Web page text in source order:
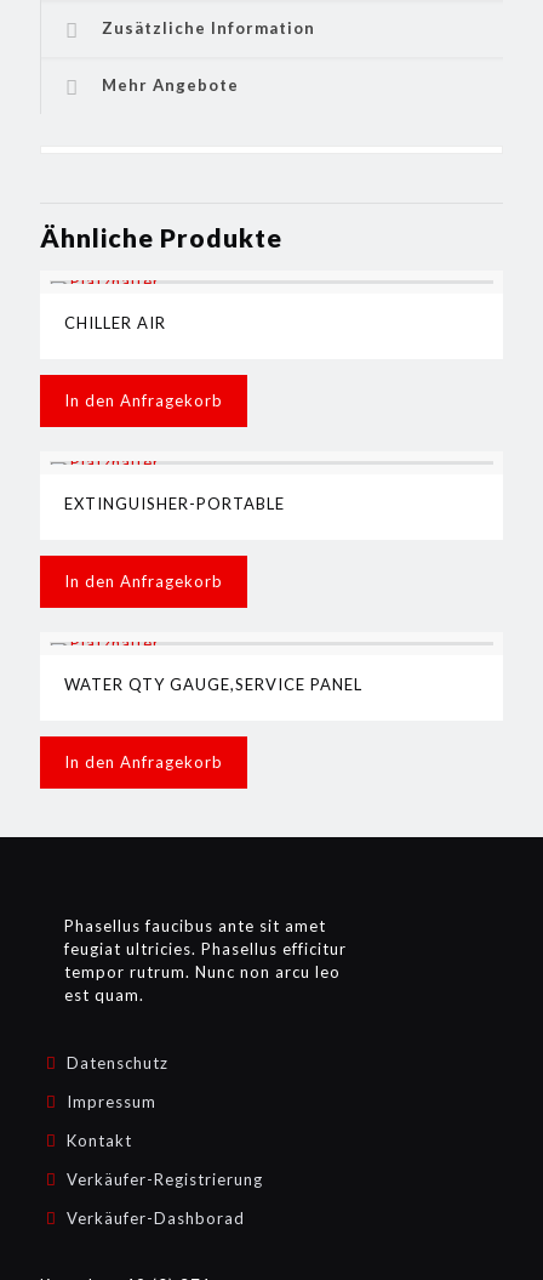
Zusätzliche Information
Mehr Angebote
Ähnliche Produkte
CHILLER AIR
In den Anfragekorb
EXTINGUISHER-PORTABLE
In den Anfragekorb
WATER QTY GAUGE,SERVICE PANEL
In den Anfragekorb
Phasellus faucibus ante sit amet
feugiat ultricies. Phasellus efficitur
tempor rutrum. Nunc non arcu leo
est quam.
Datenschutz
Impressum
Kontakt
Verkäufer-Registrierung
Verkäufer-Dashborad